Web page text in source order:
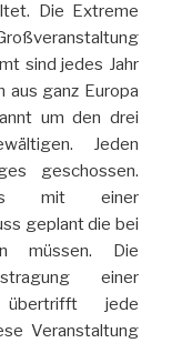
Die Extreme
sind jedes Jahr
aus ganz Europa
um den drei
Jeden
geschossen.
mit einer
geplant die bei
müssen. Die
einer
jede
Veranstaltung